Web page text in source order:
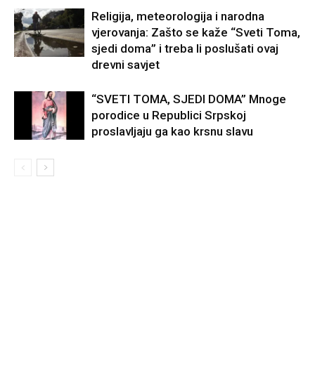
Religija, meteorologija i narodna
vjerovanja: Zašto se kaže “Sveti Toma,
sjedi doma” i treba li poslušati ovaj
drevni savjet
“SVETI TOMA, SJEDI DOMA” Mnoge
porodice u Republici Srpskoj
proslavljaju ga kao krsnu slavu